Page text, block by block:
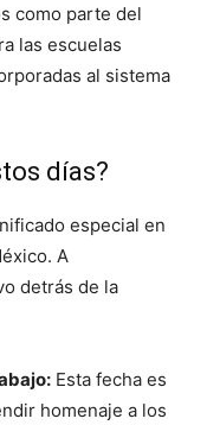
como parte del
las escuelas
al sistema
días?
especial en
A
detrás de la
Esta fecha es
homenaje a los